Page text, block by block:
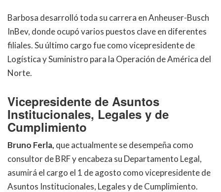
Barbosa desarrolló toda su carrera en Anheuser-Busch
InBev, donde ocupó varios puestos clave en diferentes
filiales. Su último cargo fue como vicepresidente de
Logística y Suministro para la Operación de América del
Norte.
Vicepresidente de Asuntos
Institucionales, Legales y de
Cumplimiento
Bruno Ferla, que actualmente se desempeña como
consultor de BRF y encabeza su Departamento Legal,
asumirá el cargo el 1 de agosto como vicepresidente de
Asuntos Institucionales, Legales y de Cumplimiento.